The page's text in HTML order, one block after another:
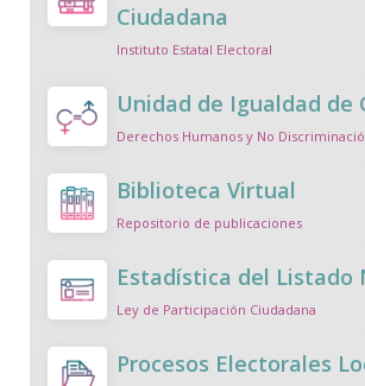
Ciudadana
Instituto Estatal Electoral
Unidad de Igualdad de
Derechos Humanos y No
Biblioteca Virtual
Repositorio de publicaciones
Estadística del Listado
Ley de Participación Ciudadana
Procesos Electorales